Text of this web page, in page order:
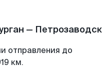
— Петрозаводск
отправления до
км.